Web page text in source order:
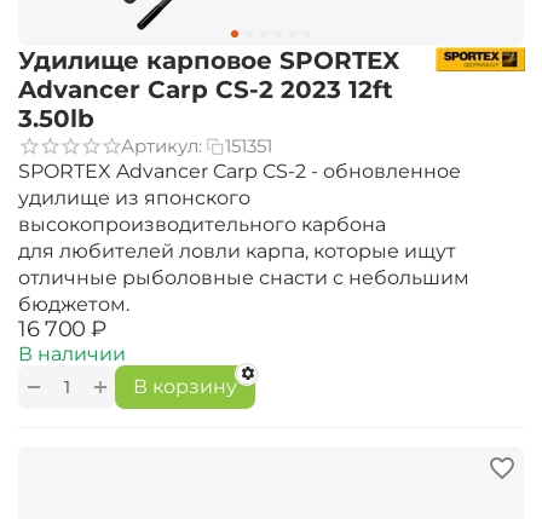
Удилище карповое SPORTEX
Advancer Carp CS-2 2023 12ft
3.50lb
Артикул:
151351
SPORTEX Advancer Carp CS-2 - обновленное
удилище из японского
высокопроизводительного карбона
для любителей ловли карпа, которые ищут
отличные рыболовные снасти с небольшим
бюджетом.
‍16 700‍ ₽
В наличии
+
− В корзину